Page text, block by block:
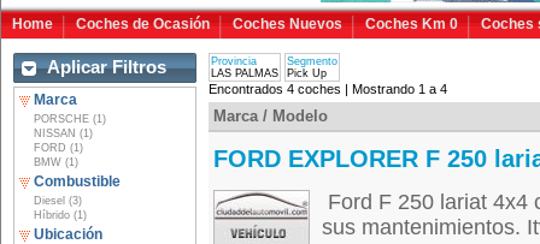
Home Coches de Ocasión Coches Nuevos Coches Km 0 Coches
Aplicar Filtros
Marca
PORSCHE (1)
NISSAN (1)
FORD (1)
BMW (1)
Combustible
Diesel (3)
Híbrido (1)
Ubicación
Provincia
LAS PALMAS
Segmento
Pick Up
Encontrados 4 coches | Mostrando 1 a 4
Marca / Modelo
FORD EXPLORER F 250
Ford F 250 lariat 4x4
sus mantenimientos.